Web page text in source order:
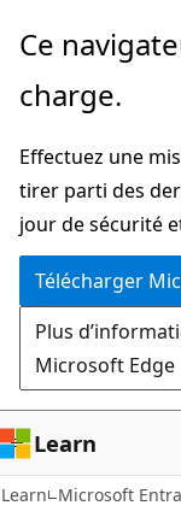
Passer
directement
au
principal
Ce
charge.
Effectuez une
tirer parti des
jour de sécurité
Télécharger
Plus
Microsoft Edge
Learn
Learn Microsoft Entra